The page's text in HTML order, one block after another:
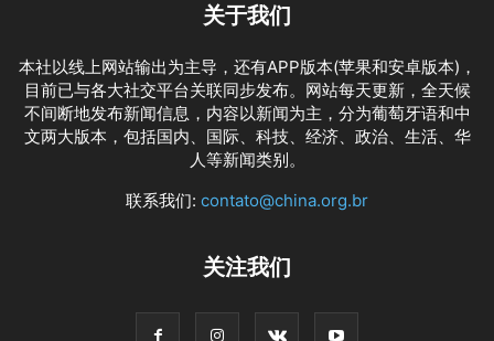
关于我们
本社以线上网站输出为主导，还有APP版本(苹果和安卓版本)，
目前已与各大社交平台关联同步发布。网站每天更新，全天候
不间断地发布新闻信息，内容以新闻为主，分为葡萄牙语和中
文两大版本，包括国内、国际、科技、经济、政治、生活、华
人等新闻类别。
联系我们: contato@china.org.br
关注我们